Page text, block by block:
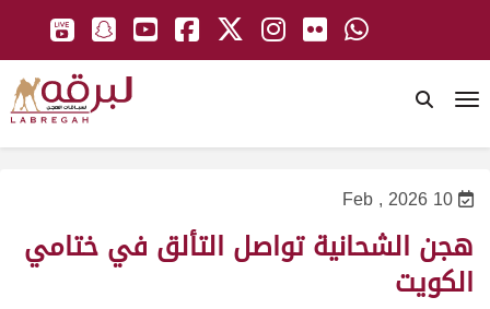
10 Feb , 2026
هجن الشحانية تواصل التألق في ختامي
الكويت